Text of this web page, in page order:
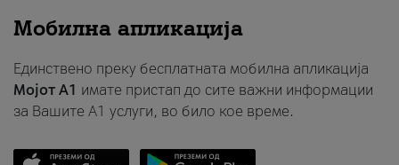
Мобилна апликација
Единствено преку бесплатната мобилна апликација
Мојот A1 имате пристап до сите важни информации
за Вашите A1 услуги, во било кое време.